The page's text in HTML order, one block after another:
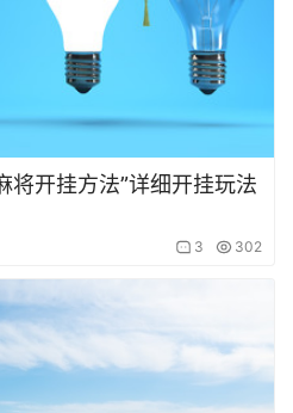
将开挂方法”详细开挂玩法
3 302